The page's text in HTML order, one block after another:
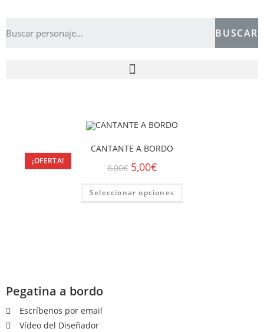
BUSCAR
¡OFERTA!
CANTANTE A BORDO
8,00€ 5,00€
Seleccionar opciones
Pegatina a bordo
Escríbenos por email
Vídeo del Diseñador